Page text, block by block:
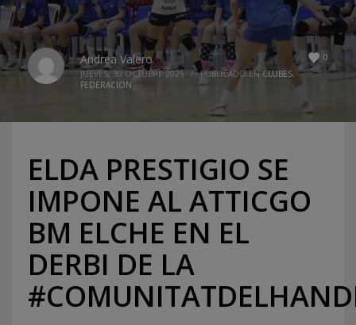
0
Andrea Valero
JUEVES, 30 OCTUBRE 2025 / PUBLICADO ENCLUBES,
FEDERACION
ELDA PRESTIGIO SE
IMPONE AL ATTICGO
BM ELCHE EN EL
DERBI DE LA